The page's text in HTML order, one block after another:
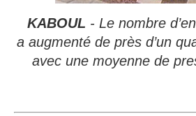
KABOUL - Le nombre
a augmenté de près d’un
avec une moyenne de